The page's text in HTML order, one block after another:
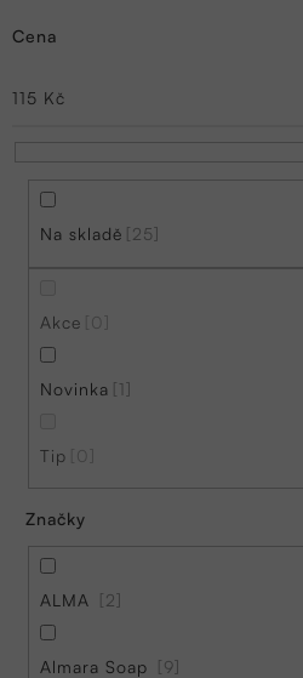
e
n
Cena
115 Kč
Na skladě 25
Akce 0
Novinka 1
Tip 0
Značky
ALMA 2
Almara Soap 9